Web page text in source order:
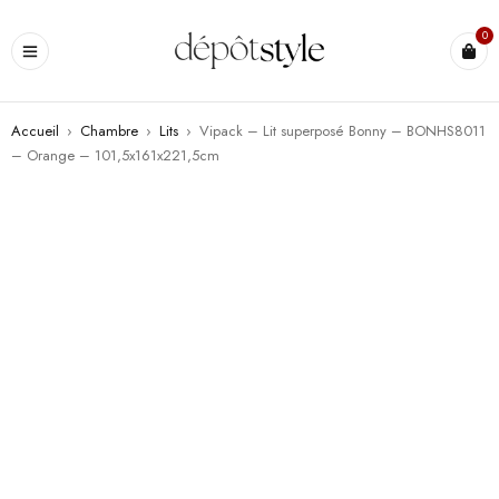
0
Accueil › Chambre › Lits › Vipack – Lit superposé Bonny – BONHS8011
– Orange – 101,5x161x221,5cm